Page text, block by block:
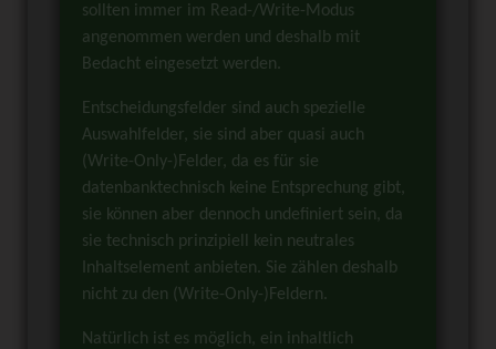
sollten immer im Read-/Write-Modus
angenommen werden und deshalb mit
Bedacht eingesetzt werden.
Entscheidungsfelder sind auch spezielle
Auswahlfelder, sie sind aber quasi auch
(Write-Only-)Felder, da es für sie
datenbanktechnisch keine Entsprechung gibt,
sie können aber dennoch undefiniert sein, da
sie technisch prinzipiell kein neutrales
Inhaltselement anbieten. Sie zählen deshalb
nicht zu den (Write-Only-)Feldern.
Natürlich ist es möglich, ein inhaltlich